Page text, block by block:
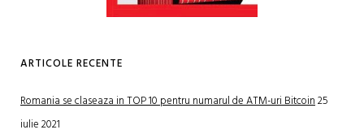
ARTICOLE RECENTE
Romania se claseaza in TOP 10 pentru numarul de ATM-uri Bitcoin25
iulie 2021